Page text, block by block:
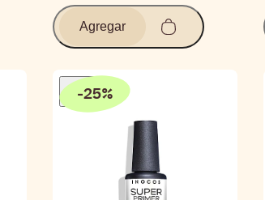
Agregar
-25%